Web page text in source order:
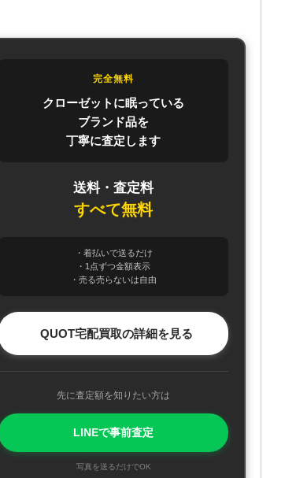
完全無料
クローゼットに眠っている
ブランド品を
丁寧に査定します
送料・査定料
すべて無料
・着払いで送るだけ
・1点ずつ金額表示
・売る売らないは自由
QUOT宅配買取の詳細を見る
先に査定額を知りたい方は
LINEで事前査定
写真を送るだけでOK